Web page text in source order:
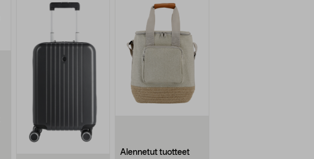
Alennetut tuotteet